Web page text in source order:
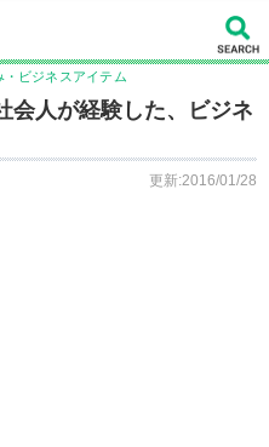
・ビジネスアイテム
人が経験した、ビジネ
更新:2016/01/28